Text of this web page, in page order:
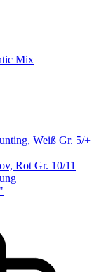
Mix
Weiß Gr. 5/+
Rot Gr. 10/11